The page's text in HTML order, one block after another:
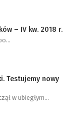
– IV kw. 2018 r.
Testujemy nowy
w ubiegłym…